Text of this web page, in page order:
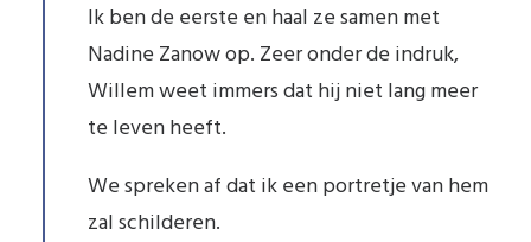
Ik ben de eerste en haal ze samen met
Nadine Zanow op. Zeer onder de indruk,
Willem weet immers dat hij niet lang meer
te leven heeft.
We spreken af dat ik een portretje van hem
zal schilderen.